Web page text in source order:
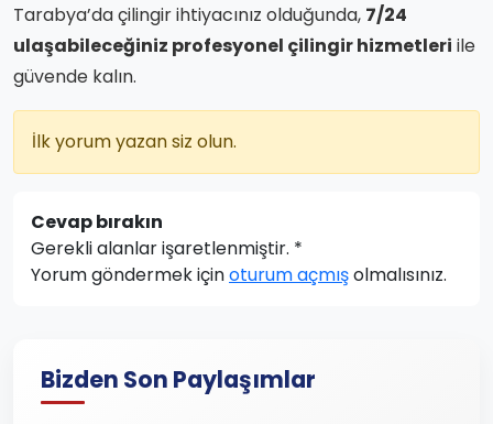
Tarabya’da çilingir ihtiyacınız olduğunda, 7/24
ulaşabileceğiniz profesyonel çilingir hizmetleri ile
güvende kalın.
İlk yorum yazan siz olun.
Cevap bırakın
Gerekli alanlar işaretlenmiştir. *
Yorum göndermek içinoturum açmışolmalısınız.
Bizden Son Paylaşımlar